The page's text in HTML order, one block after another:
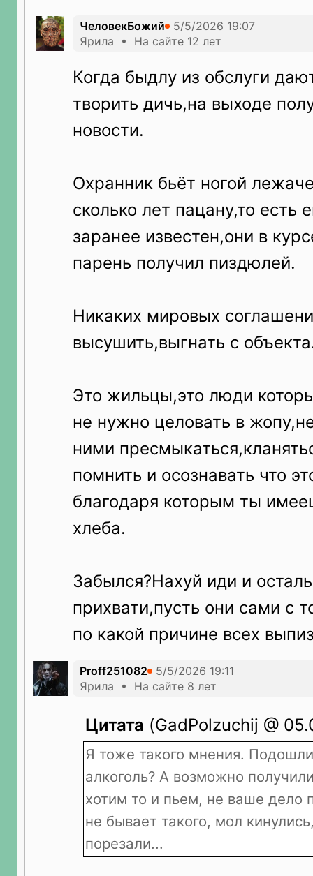
ЧеловекБожий
Ярила • На сайте 12 лет
Когда быдлу из обслуги
творить дичь,на выходе
новости.
Охранник бьёт ногой
сколько лет пацану,то есть
заранее известен,они в
парень получил пиздюлей.
Никаких мировых
высушить,выгнать с
Это жильцы,это люди
не нужно целовать в
ними
помнить и осознавать что
благодаря которым ты
хлеба.
Забылся?Нахуй иди и
прихвати,пусть они сами с
по какой причине всех
Proff251082
Ярила • На сайте 8 лет
Цитата (GadPolzuchij @
Я тоже такого мнения.
алкоголь? А возможно
хотим то и пьем, не ваше дело
не бывает такого, мол
порезали...